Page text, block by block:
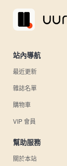
站內導航
最近更新
雜誌名單
購物車
VIP 會員
幫助服務
關於本站